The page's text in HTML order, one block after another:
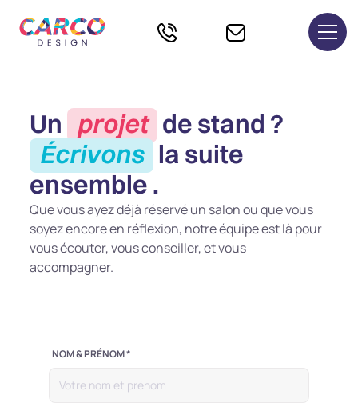
Un projet de stand ?
Écrivons la suite
ensemble .
Que vous ayez déjà réservé un salon ou que vous
soyez encore en réflexion, notre équipe est là pour
vous écouter, vous conseiller, et vous
accompagner.
NOM & PRÉNOM *